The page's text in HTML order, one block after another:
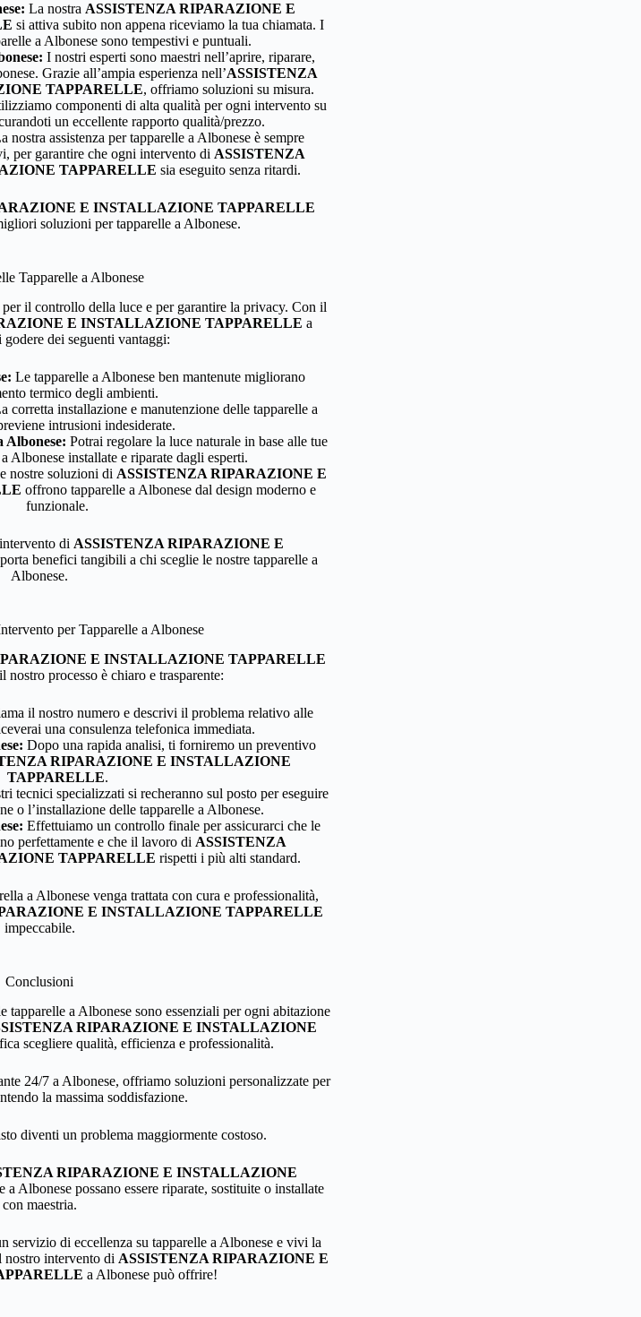
La nostra ASSISTENZA RIPARAZIONE E
si attiva subito non appena riceviamo la tua chiamata. I
a Albonese sono tempestivi e puntuali.
I nostri esperti sono maestri nell’aprire, riparare,
Grazie all’ampia esperienza nell’ASSISTENZA
TAPPARELLE, offriamo soluzioni su misura.
componenti di alta qualità per ogni intervento su
un eccellente rapporto qualità/prezzo.
nostra assistenza per tapparelle a Albonese è sempre
per garantire che ogni intervento di ASSISTENZA
TAPPARELLE sia eseguito senza ritardi.
E INSTALLAZIONE TAPPARELLE
soluzioni per tapparelle a Albonese.
Tapparelle a Albonese
il controllo della luce e per garantire la privacy. Con il
E INSTALLAZIONE TAPPARELLE a
dei seguenti vantaggi:
Le tapparelle a Albonese ben mantenute migliorano
termico degli ambienti.
corretta installazione e manutenzione delle tapparelle a
intrusioni indesiderate.
Albonese: Potrai regolare la luce naturale in base alle tue
Albonese installate e riparate dagli esperti.
nostre soluzioni di ASSISTENZA RIPARAZIONE E
offrono tapparelle a Albonese dal design moderno e
funzionale.
di ASSISTENZA RIPARAZIONE E
benefici tangibili a chi sceglie le nostre tapparelle a
Albonese.
per Tapparelle a Albonese
E INSTALLAZIONE TAPPARELLE
nostro processo è chiaro e trasparente:
il nostro numero e descrivi il problema relativo alle
una consulenza telefonica immediata.
Dopo una rapida analisi, ti forniremo un preventivo
RIPARAZIONE E INSTALLAZIONE
TAPPARELLE.
tecnici specializzati si recheranno sul posto per eseguire
o l’installazione delle tapparelle a Albonese.
Effettuiamo un controllo finale per assicurarci che le
perfettamente e che il lavoro di ASSISTENZA
TAPPARELLE rispetti i più alti standard.
a Albonese venga trattata con cura e professionalità,
E INSTALLAZIONE TAPPARELLE
impeccabile.
Conclusioni
a Albonese sono essenziali per ogni abitazione
RIPARAZIONE E INSTALLAZIONE
scegliere qualità, efficienza e professionalità.
24/7 a Albonese, offriamo soluzioni personalizzate per
la massima soddisfazione.
diventi un problema maggiormente costoso.
RIPARAZIONE E INSTALLAZIONE
a Albonese possano essere riparate, sostituite o installate
con maestria.
servizio di eccellenza su tapparelle a Albonese e vivi la
intervento di ASSISTENZA RIPARAZIONE E
a Albonese può offrire!